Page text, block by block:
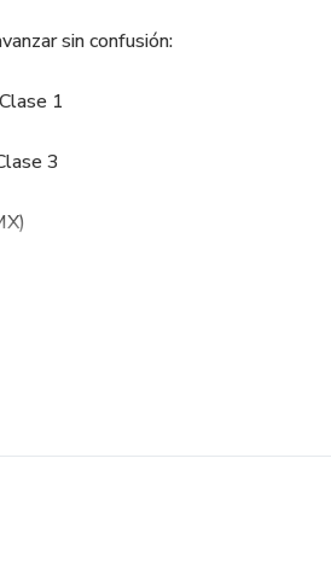
sin confusión:
1
3
desde Cero
las clases, sino aplicar mientras